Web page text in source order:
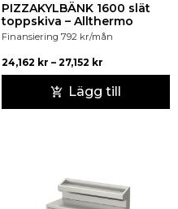
PIZZAKYLBÄNK 1600 slät
toppskiva – Allthermo
Finansiering 792 kr/mån
24,162 kr – 27,152 kr
Lägg till